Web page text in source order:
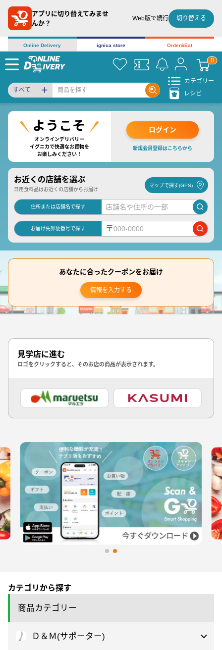
アプリに切り替えてみませ
んか？
Web版で続行 切り替える
Online Delivery ignica store Order&Eat
すべて
カテゴリー
レシピ
オンラインデリバリー
イグニカで快適なお買物を
お楽しみください！
ログイン
新規会員登録はこちらから
お近くの店舗を選ぶ
日用食料品はお近くの店舗からお届け
マップで探す(GPS)
住所または店舗名で探す
お届け先郵便番号で探す 〒
あなたに合ったクーポンをお届け
情報を入力する
見学店に進む
ロゴをクリックすると、そのお店の商品が表示されます。
カテゴリから探す
商品カテゴリー
Ｄ＆Ｍ(サポーター)